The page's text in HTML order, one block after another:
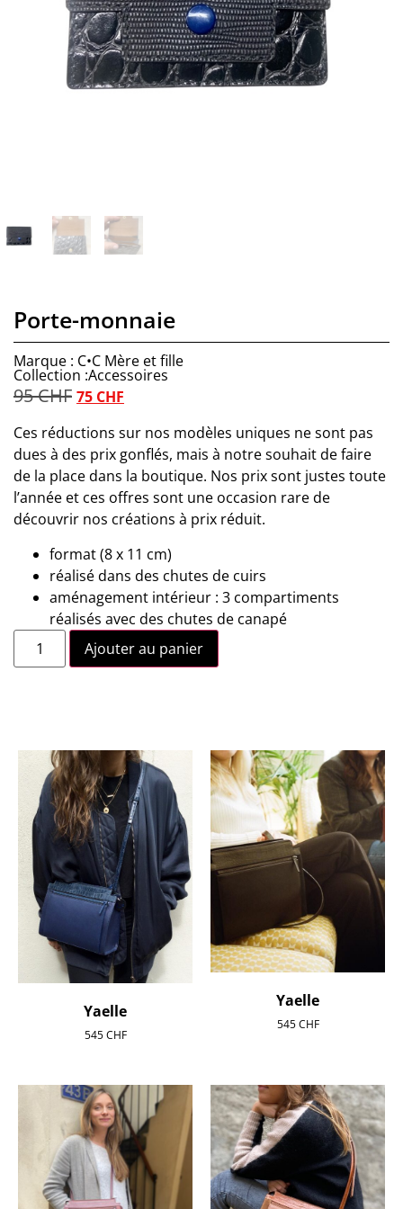
Porte-monnaie
Marque : C•C Mère et fille
Collection :Accessoires
95CHF 75 CHF
Ces réductions sur nos modèles uniques ne sont pas
dues à des prix gonflés, mais à notre souhait de faire
de la place dans la boutique. Nos prix sont justes toute
l’année et ces offres sont une occasion rare de
découvrir nos créations à prix réduit.
format (8 x 11 cm)
réalisé dans des chutes de cuirs
aménagement intérieur : 3 compartiments
réalisés avec des chutes de canapé
Ajouter au panier
Yaelle
545CHF
Yaelle
545CHF